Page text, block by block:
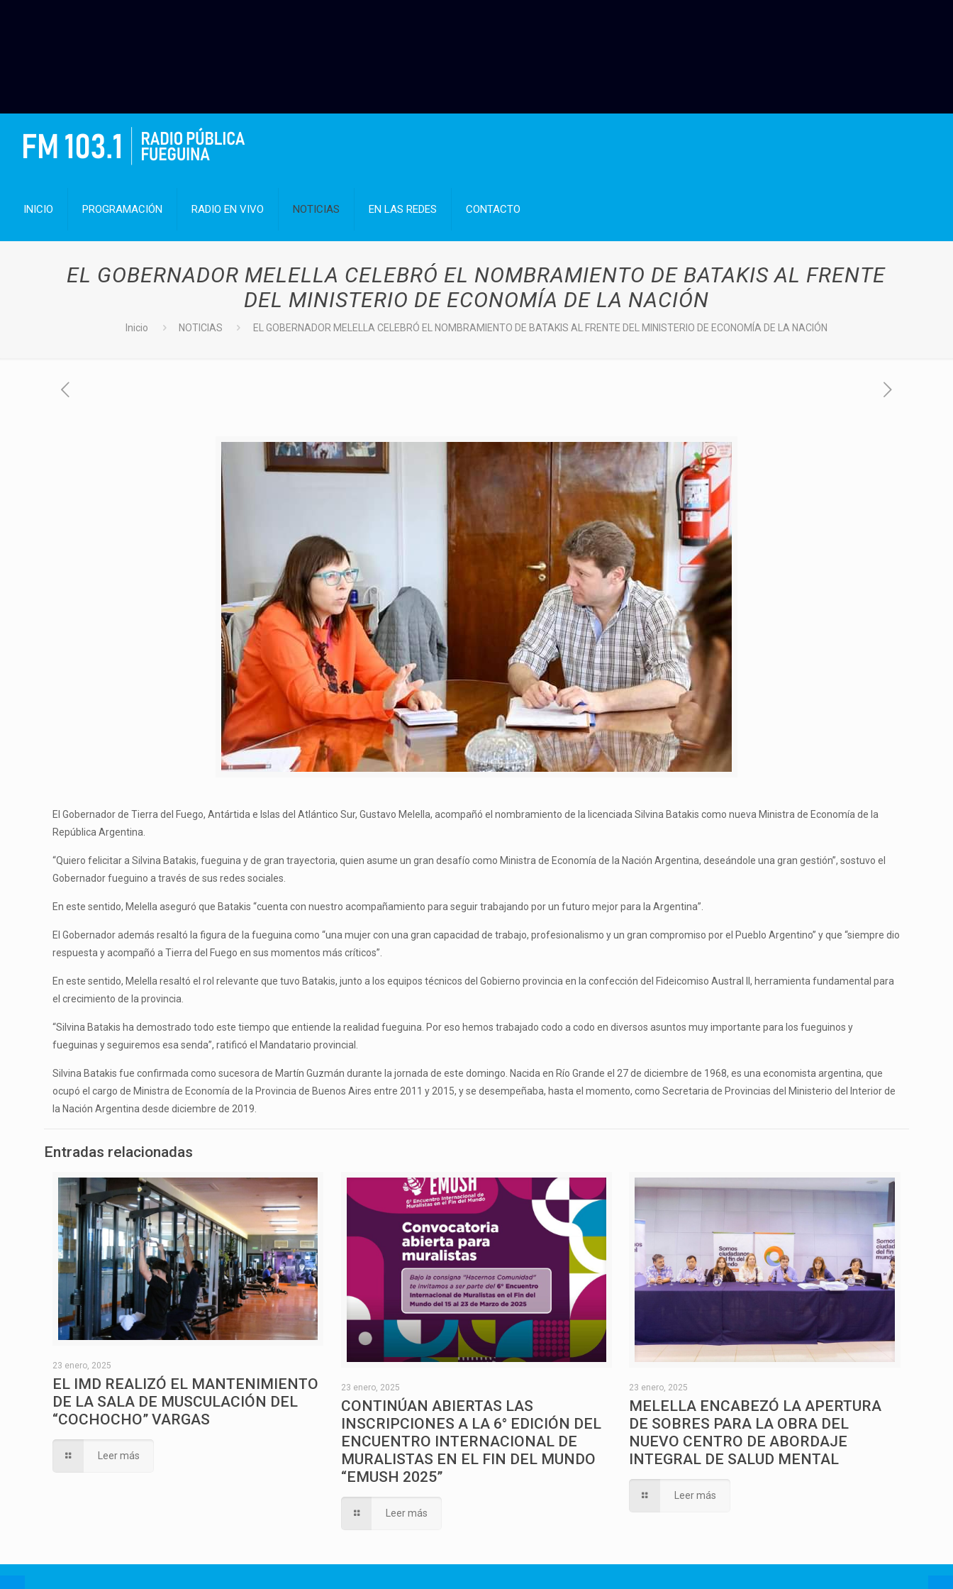
INICIO PROGRAMACIÓN RADIO EN VIVO NOTICIAS EN LAS REDES CONTACTO
EL GOBERNADOR MELELLA CELEBRÓ EL NOMBRAMIENTO DE BATAKIS AL FRENTE
DEL MINISTERIO DE ECONOMÍA DE LA NACIÓN
Inicio NOTICIAS EL GOBERNADOR MELELLA CELEBRÓ EL NOMBRAMIENTO DE BATAKIS AL FRENTE DEL MINISTERIO DE ECONOMÍA DE LA NACIÓN
El Gobernador de Tierra del Fuego, Antártida e Islas del Atlántico Sur, Gustavo Melella, acompañó el nombramiento de la licenciada Silvina Batakis como nueva Ministra de Economía de la
República Argentina.
“Quiero felicitar a Silvina Batakis, fueguina y de gran trayectoria, quien asume un gran desafío como Ministra de Economía de la Nación Argentina, deseándole una gran gestión”, sostuvo el
Gobernador fueguino a través de sus redes sociales.
En este sentido, Melella aseguró que Batakis “cuenta con nuestro acompañamiento para seguir trabajando por un futuro mejor para la Argentina”.
El Gobernador además resaltó la figura de la fueguina como “una mujer con una gran capacidad de trabajo, profesionalismo y un gran compromiso por el Pueblo Argentino” y que “siempre dio
respuesta y acompañó a Tierra del Fuego en sus momentos más críticos”.
En este sentido, Melella resaltó el rol relevante que tuvo Batakis, junto a los equipos técnicos del Gobierno provincia en la confección del Fideicomiso Austral II, herramienta fundamental para
el crecimiento de la provincia.
“Silvina Batakis ha demostrado todo este tiempo que entiende la realidad fueguina. Por eso hemos trabajado codo a codo en diversos asuntos muy importante para los fueguinos y
fueguinas y seguiremos esa senda”, ratificó el Mandatario provincial.
Silvina Batakis fue confirmada como sucesora de Martín Guzmán durante la jornada de este domingo. Nacida en Río Grande el 27 de diciembre de 1968, es una economista argentina, que
ocupó el cargo de Ministra de Economía de la Provincia de Buenos Aires entre 2011 y 2015, y se desempeñaba, hasta el momento, como Secretaria de Provincias del Ministerio del Interior de
la Nación Argentina desde diciembre de 2019.
Entradas relacionadas
23 enero, 2025
EL IMD REALIZÓ EL MANTENIMIENTO
DE LA SALA DE MUSCULACIÓN DEL
“COCHOCHO” VARGAS
Leer más
23 enero, 2025
CONTINÚAN ABIERTAS LAS
INSCRIPCIONES A LA 6° EDICIÓN DEL
ENCUENTRO INTERNACIONAL DE
MURALISTAS EN EL FIN DEL MUNDO
“EMUSH 2025”
Leer más
23 enero, 2025
MELELLA ENCABEZÓ LA APERTURA
DE SOBRES PARA LA OBRA DEL
NUEVO CENTRO DE ABORDAJE
INTEGRAL DE SALUD MENTAL
Leer más